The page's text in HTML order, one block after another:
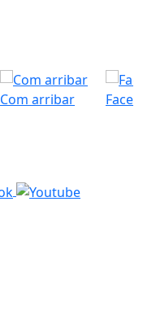
Com arribar